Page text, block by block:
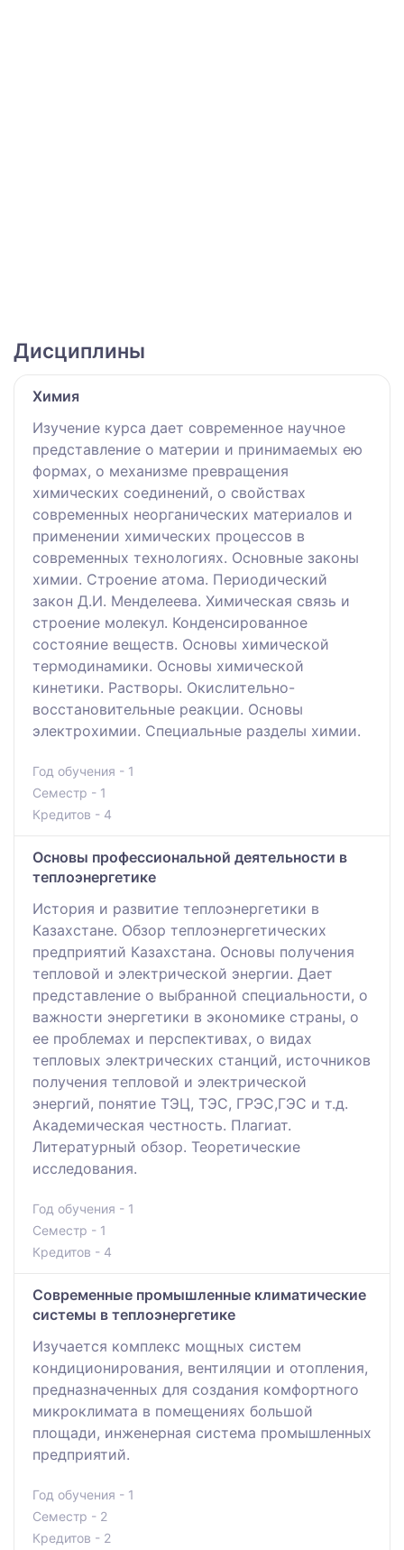
Дисциплины
Химия
Изучение курса дает современное научное
представление о материи и принимаемых ею
формах, о механизме превращения
химических соединений, о свойствах
современных неорганических материалов и
применении химических процессов в
современных технологиях. Основные законы
химии. Строение атома. Периодический
закон Д.И. Менделеева. Химическая связь и
строение молекул. Конденсированное
состояние веществ. Основы химической
термодинамики. Основы химической
кинетики. Растворы. Окислительно-
восстановительные реакции. Основы
электрохимии. Специальные разделы химии.
Год обучения - 1
Семестр - 1
Кредитов - 4
Основы профессиональной деятельности в
теплоэнергетике
История и развитие теплоэнергетики в
Казахстане. Обзор теплоэнергетических
предприятий Казахстана. Основы получения
тепловой и электрической энергии. Дает
представление о выбранной специальности, о
важности энергетики в экономике страны, о
ее проблемах и перспективах, о видах
тепловых электрических станций, источников
получения тепловой и электрической
энергий, понятие ТЭЦ, ТЭС, ГРЭС,ГЭС и т.д.
Академическая честность. Плагиат.
Литературный обзор. Теоретические
исследования.
Год обучения - 1
Семестр - 1
Кредитов - 4
Современные промышленные климатические
системы в теплоэнергетике
Изучается комплекс мощных систем
кондиционирования, вентиляции и отопления,
предназначенных для создания комфортного
микроклимата в помещениях большой
площади, инженерная система промышленных
предприятий.
Год обучения - 1
Семестр - 2
Кредитов - 2